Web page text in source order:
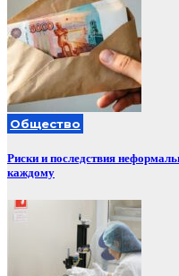
Общество
Риски и последствия
каждому